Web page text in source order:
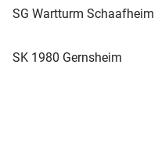
SG Wartturm Schaafheim
SK 1980 Gernsheim